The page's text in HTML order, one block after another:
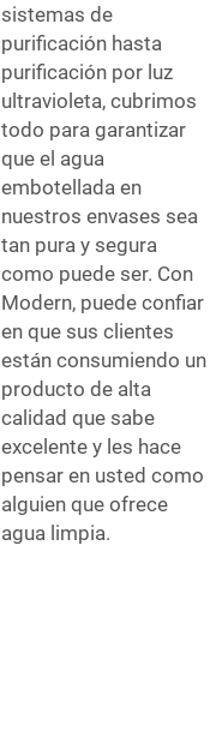
sistemas de
purificación hasta
purificación por luz
ultravioleta, cubrimos
todo para garantizar
que el agua
embotellada en
nuestros envases sea
tan pura y segura
como puede ser. Con
Modern, puede confiar
en que sus clientes
están consumiendo un
producto de alta
calidad que sabe
excelente y les hace
pensar en usted como
alguien que ofrece
agua limpia.